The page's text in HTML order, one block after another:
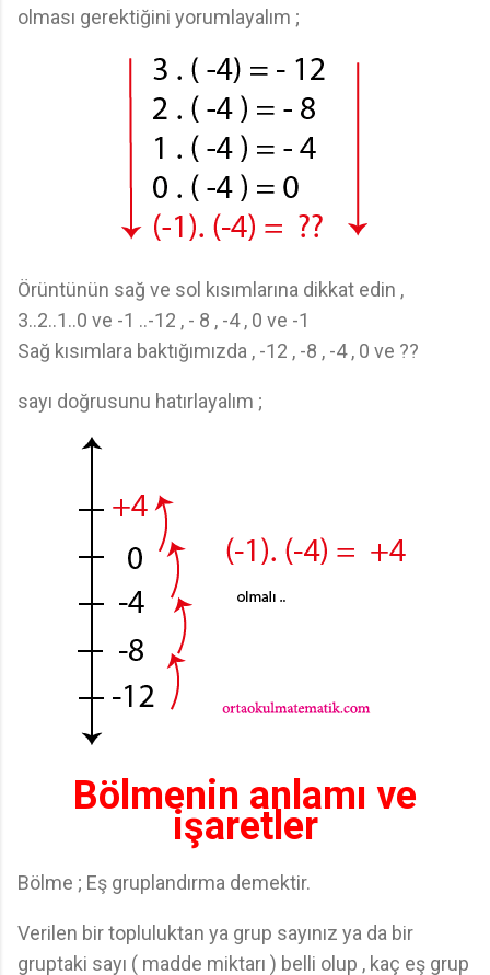
olması gerektiğini yorumlayalım ;
Örüntünün sağ ve sol kısımlarına dikkat edin ,
3..2..1..0 ve -1 ..-12 , - 8 , -4 , 0 ve -1
Sağ kısımlara baktığımızda , -12 , -8 , -4 , 0 ve ??
sayı doğrusunu hatırlayalım ;
Bölmenin anlamı ve
işaretler
Bölme ; Eş gruplandırma demektir.
Verilen bir topluluktan ya grup sayınız ya da bir
gruptaki sayı ( madde miktarı ) belli olup , kaç eş grup